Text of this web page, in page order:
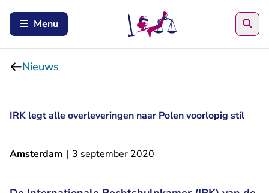
Menu
Nieuws
IRK legt alle overleveringen naar Polen voorlopig stil
Amsterdam | 3 september 2020